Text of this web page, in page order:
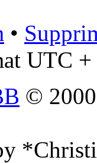
•
UTC
©